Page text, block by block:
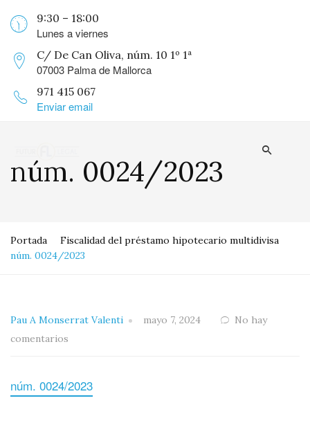
9:30 – 18:00
Lunes a viernes
C/ De Can Oliva, núm. 10 1º 1ª
07003 Palma de Mallorca
971 415 067
Enviar email
núm. 0024/2023
Portada
Fiscalidad del préstamo hipotecario multidivisa
núm. 0024/2023
Pau A Monserrat Valenti mayo 7, 2024
No hay
comentarios
núm. 0024/2023